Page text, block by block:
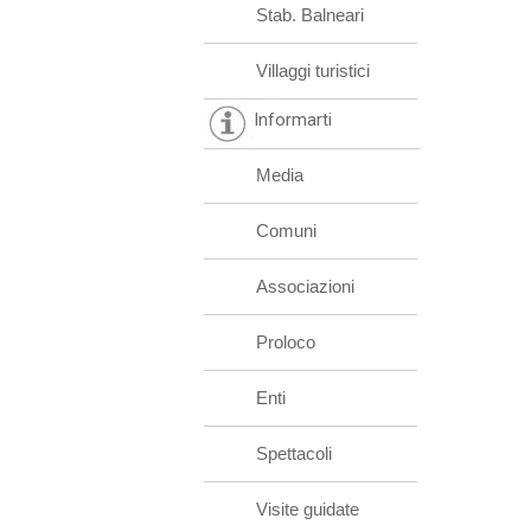
Stab. Balneari
Villaggi turistici
Informarti
Media
Comuni
Associazioni
Proloco
Enti
Spettacoli
Visite guidate